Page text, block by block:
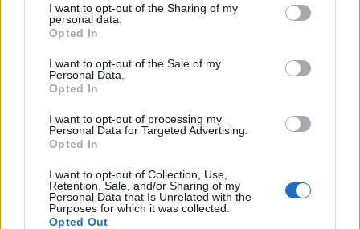
I want to opt-out of the Sharing of my
personal data.
Opted In
I want to opt-out of the Sale of my
Personal Data.
Opted In
I want to opt-out of processing my
Personal Data for Targeted Advertising.
Opted In
I want to opt-out of Collection, Use,
Retention, Sale, and/or Sharing of my
Personal Data that Is Unrelated with the
Purposes for which it was collected.
Opted Out
Ενημερωτική εκστρατεία για την
ασφάλεια των κτηνιατρικών
φαρμάκων με τη συμμετοχή του ΕΟΦ